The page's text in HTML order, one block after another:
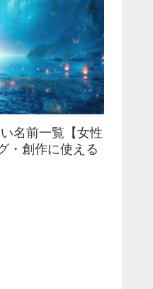
名前一覧【女性
・創作に使える